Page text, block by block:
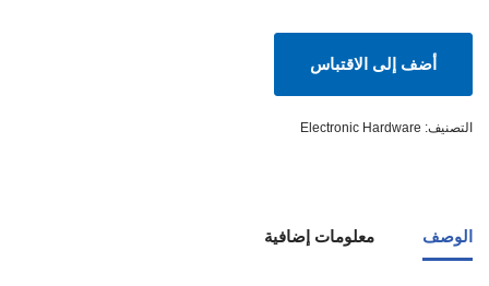
أضف إلى الاقتباس
التصنيف: Electronic Hardware
الوصف معلومات إضافية